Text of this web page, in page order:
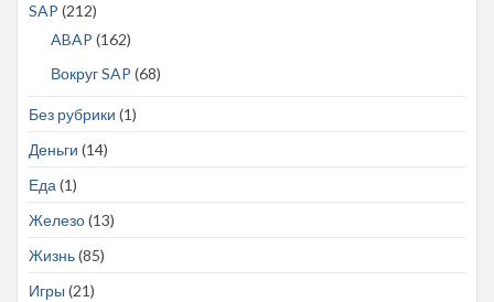
SAP (212)
ABAP (162)
Вокруг SAP (68)
Без рубрики (1)
Деньги (14)
Еда(1)
Железо(13)
Жизнь(85)
Игры (21)